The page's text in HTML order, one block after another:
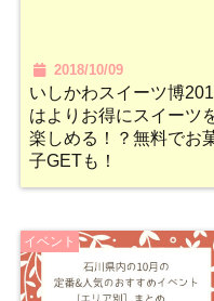
2018/10/09
いしかわスイーツ博
はよりお得にスイーツ
楽しめる！？無料でお
子GETも！
イベント